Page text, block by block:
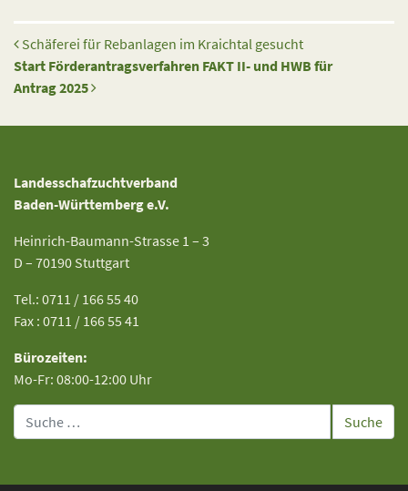
Beitrags-Navigation
Schäferei für Rebanlagen im Kraichtal gesucht
Start Förderantragsverfahren FAKT II- und HWB für
Antrag 2025
Landesschafzuchtverband
Baden-Württemberg e.V.
Heinrich-Baumann-Strasse 1 – 3
D – 70190 Stuttgart
Tel.: 0711 / 166 55 40
Fax : 0711 / 166 55 41
Bürozeiten:
Mo-Fr: 08:00-12:00 Uhr
Suche